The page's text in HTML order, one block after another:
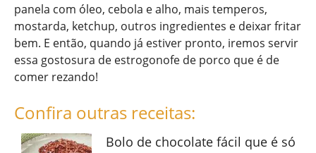
panela com óleo, cebola e alho, mais temperos,
mostarda, ketchup, outros ingredientes e deixar fritar
bem. E então, quando já estiver pronto, iremos servir
essa gostosura de estrogonofe de porco que é de
comer rezando!
Confira outras receitas:
Bolo de chocolate fácil que é só